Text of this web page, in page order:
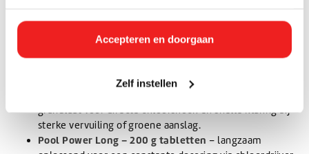
Accepteren en doorgaan
Zelf instellen
Kleinverbruik (particulier en kleinzakelijk)
Natriumhypochloriet 12,5% – 24 kg can
(handmatige of eenvoudige dosering).
granulaat voor directe chloorshock en snelle klaring bij
sterke vervuiling of groene aanslag.
Pool Power Long – 200 g tabletten – langzaam